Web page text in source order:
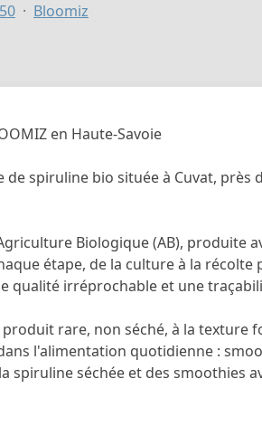
Bloomiz
en Haute-Savoie
spiruline bio située à Cuvat, près
Biologique (AB), produite
étape, de la culture à la
qualité irréprochable et une
rare, non séché, à la texture
l'alimentation quotidienne :
spiruline séchée et des smoothies